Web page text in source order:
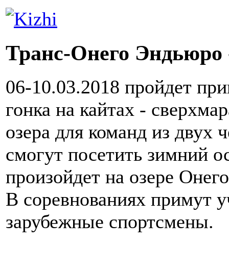
Транс-Онего
06-10.03.2018 пройдет
гонка на кайтах -
озера для команд из двух
смогут посетить зимний
произойдет на озере
В соревнованиях примут
зарубежные спортсмены.